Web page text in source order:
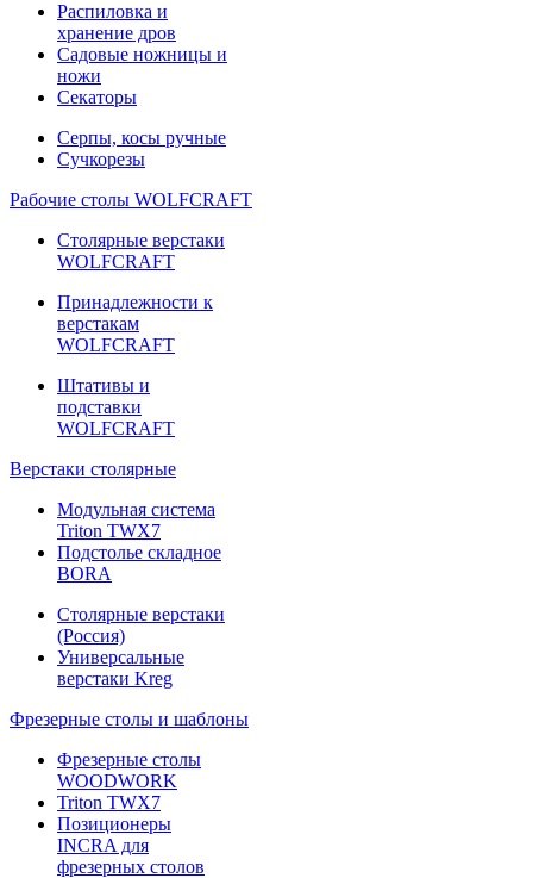
Распиловка и
хранение дров
Садовые ножницы и
ножи
Секаторы
Серпы, косы ручные
Сучкорезы
Рабочие столы WOLFCRAFT
Столярные верстаки
WOLFCRAFT
Принадлежности к
верстакам
WOLFCRAFT
Штативы и
подставки
WOLFCRAFT
Верстаки столярные
Модульная система
Triton TWX7
Подстолье складное
BORA
Столярные верстаки
(Россия)
Универсальные
верстаки Kreg
Фрезерные столы и шаблоны
Фрезерные столы
WOODWORK
Triton TWX7
Позиционеры
INCRA для
фрезерных столов